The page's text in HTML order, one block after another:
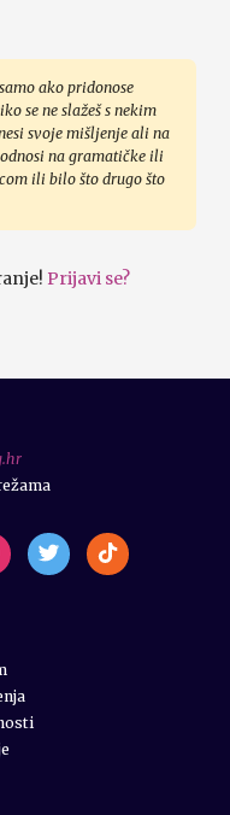
ako pridonose
se ne slažeš s nekim
svoje mišljenje ali na
na gramatičke ili
ili bilo što drugo što
Prijavi se?